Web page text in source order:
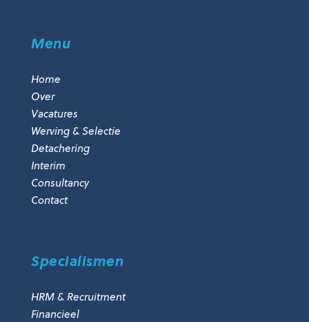
Menu
Home
Over
Vacatures
Werving & Selectie
Detachering
Interim
Consultancy
Contact
Specialismen
HRM & Recruitment
Financieel